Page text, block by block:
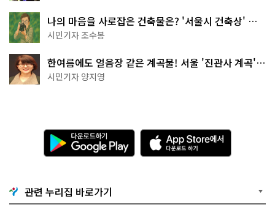
나의 마음을 사로잡은 건축물은? '서울시 건축상' 수
상작 공개!
시민기자 조수봉
한여름에도 얼음장 같은 계곡물! 서울 '진관사 계곡'이
천국이네~
시민기자 양지영
다
운
로
기
G
o
A
p
p
e
관련 누리집 바로가기